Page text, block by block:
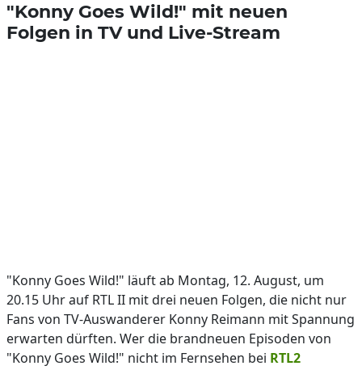
"Konny Goes Wild!" mit neuen
Folgen in TV und Live-Stream
"Konny Goes Wild!" läuft ab Montag, 12. August, um
20.15 Uhr auf RTL II mit drei neuen Folgen, die nicht nur
Fans von TV-Auswanderer Konny Reimann mit Spannung
erwarten dürften. Wer die brandneuen Episoden von
"Konny Goes Wild!" nicht im Fernsehen bei RTL2